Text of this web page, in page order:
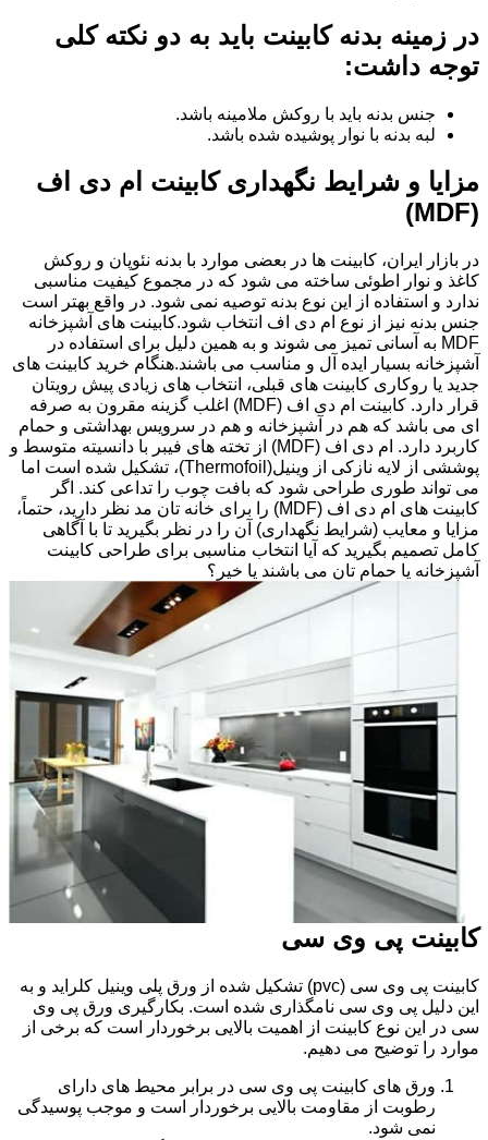
در زمینه بدنه کابینت باید به دو نکته کلی
توجه داشت:
جنس بدنه باید با روکش ملامینه باشد.
لبه بدنه با نوار پوشیده شده باشد.
مزایا و شرایط نگهداری کابینت ام دی اف
(MDF)
در بازار ایران، کابینت ها در بعضی موارد با بدنه نئوپان و روکش
کاغذ و نوار اطوئی ساخته می شود که در مجموع کیفیت مناسبی
ندارد و استفاده از این نوع بدنه توصیه نمی شود. در واقع بهتر است
جنس بدنه نیز از نوع ام دی اف انتخاب شود.کابینت های آشپزخانه
MDF به آسانی تمیز می شوند و به همین دلیل برای استفاده در
آشپزخانه بسیار ایده آل و مناسب می باشند.هنگام خرید کابینت های
جدید یا روکاری کابینت های قبلی، انتخاب های زیادی پیش رویتان
قرار دارد. کابینت ام دی اف (MDF) اغلب گزینه مقرون به صرفه
ای می باشد که هم در آشپزخانه و هم در سرویس بهداشتی و حمام
کاربرد دارد. ام دی اف (MDF) از تخته های فیبر با دانسیته متوسط و
پوششی از لایه نازکی از وینیل(Thermofoil)، تشکیل شده است اما
می تواند طوری طراحی شود که بافت چوب را تداعی کند. اگر
کابینت های ام دی اف (MDF) را برای خانه تان مد نظر دارید، حتماً،
مزایا و معایب (شرایط نگهداری) آن را در نظر بگیرید تا با آگاهی
کامل تصمیم بگیرید که آیا انتخاب مناسبی برای طراحی کابینت
آشپزخانه یا حمام تان می باشند یا خیر؟
کابینت پی وی سی
کابینت پی وی سی (pvc) تشکیل شده از ورق پلی وینیل کلراید و به
این دلیل پی وی سی نامگذاری شده است. بکارگیری ورق پی وی
سی در این نوع کابینت از اهمیت بالایی برخوردار است که برخی از
موارد را توضیح می دهیم.
ورق های کابینت پی وی سی در برابر محیط های دارای
رطوبت از مقاومت بالایی برخوردار است و موجب پوسیدگی
نمی شود.